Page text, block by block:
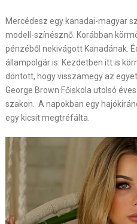
Mercédesz egy kanadai-magyar
modell-színésznő. Korábban
pénzéből nekivágott Kanadának.
állampolgár is. Kezdetben itt is
döntött, hogy visszamegy az
George Brown Főiskola utolsó
szakon. A napokban egy
egy kicsit megtréfálta.